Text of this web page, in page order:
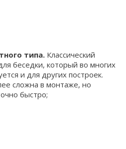
типа. Классический
беседки, который во многих
и для других построек.
сложна в монтаже, но
быстро;